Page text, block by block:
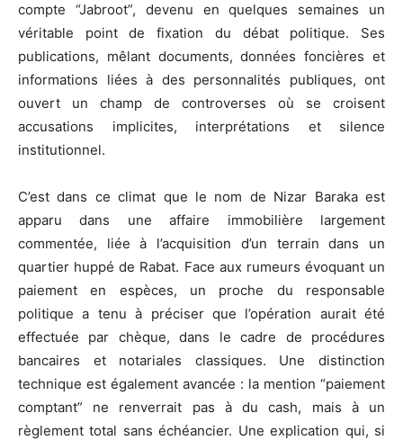
compte “Jabroot”, devenu en quelques semaines un
véritable point de fixation du débat politique. Ses
publications, mêlant documents, données foncières et
informations liées à des personnalités publiques, ont
ouvert un champ de controverses où se croisent
accusations implicites, interprétations et silence
institutionnel.
C’est dans ce climat que le nom de Nizar Barakaest
apparu dans une affaire immobilière largement
commentée, liée à l’acquisition d’un terrain dans un
quartier huppé de Rabat. Face aux rumeurs évoquant un
paiement en espèces, un proche du responsable
politique a tenu à préciser que l’opération aurait été
effectuée par chèque, dans le cadre de procédures
bancaires et notariales classiques. Une distinction
technique est également avancée : la mention “paiement
comptant” ne renverrait pas à du cash, mais à un
règlement total sans échéancier. Une explication qui, si